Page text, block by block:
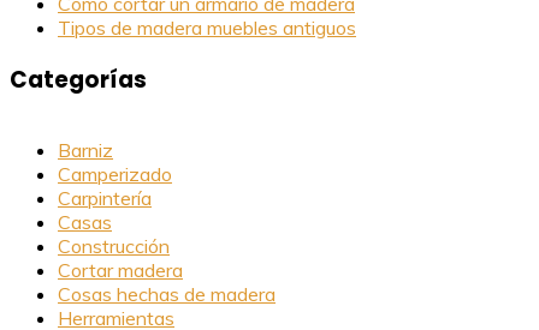
Tipos de madera muebles antiguos
Categorías
Barniz
Camperizado
Carpintería
Casas
Construcción
Cortar madera
Cosas hechas de madera
Herramientas